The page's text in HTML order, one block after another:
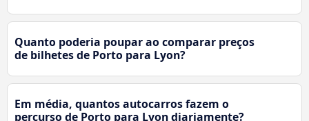
Quanto poderia poupar ao comparar preços
de bilhetes de Porto para Lyon?
Em média, quantos autocarros fazem o
percurso de Porto para Lyon diariamente?